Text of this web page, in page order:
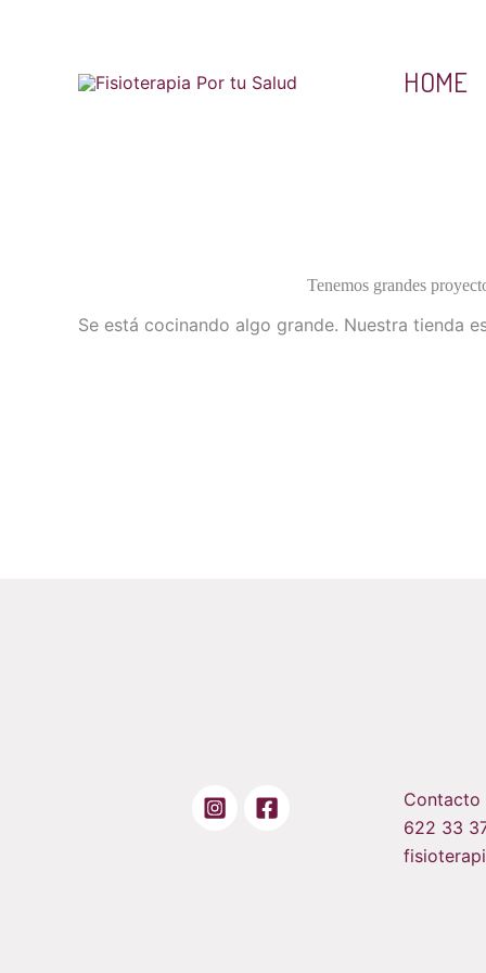
contenido
HOME
Tenemos grandes
Se está cocinando algo grande. Nuestra tienda
Contacto
622 33